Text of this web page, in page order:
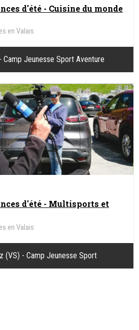
d'été - Cuisine du monde
en Valais
Camp Jeunesse Sport Aventure
d'été - Multisports et
en Valais
(VS) - Camp Jeunesse Sport